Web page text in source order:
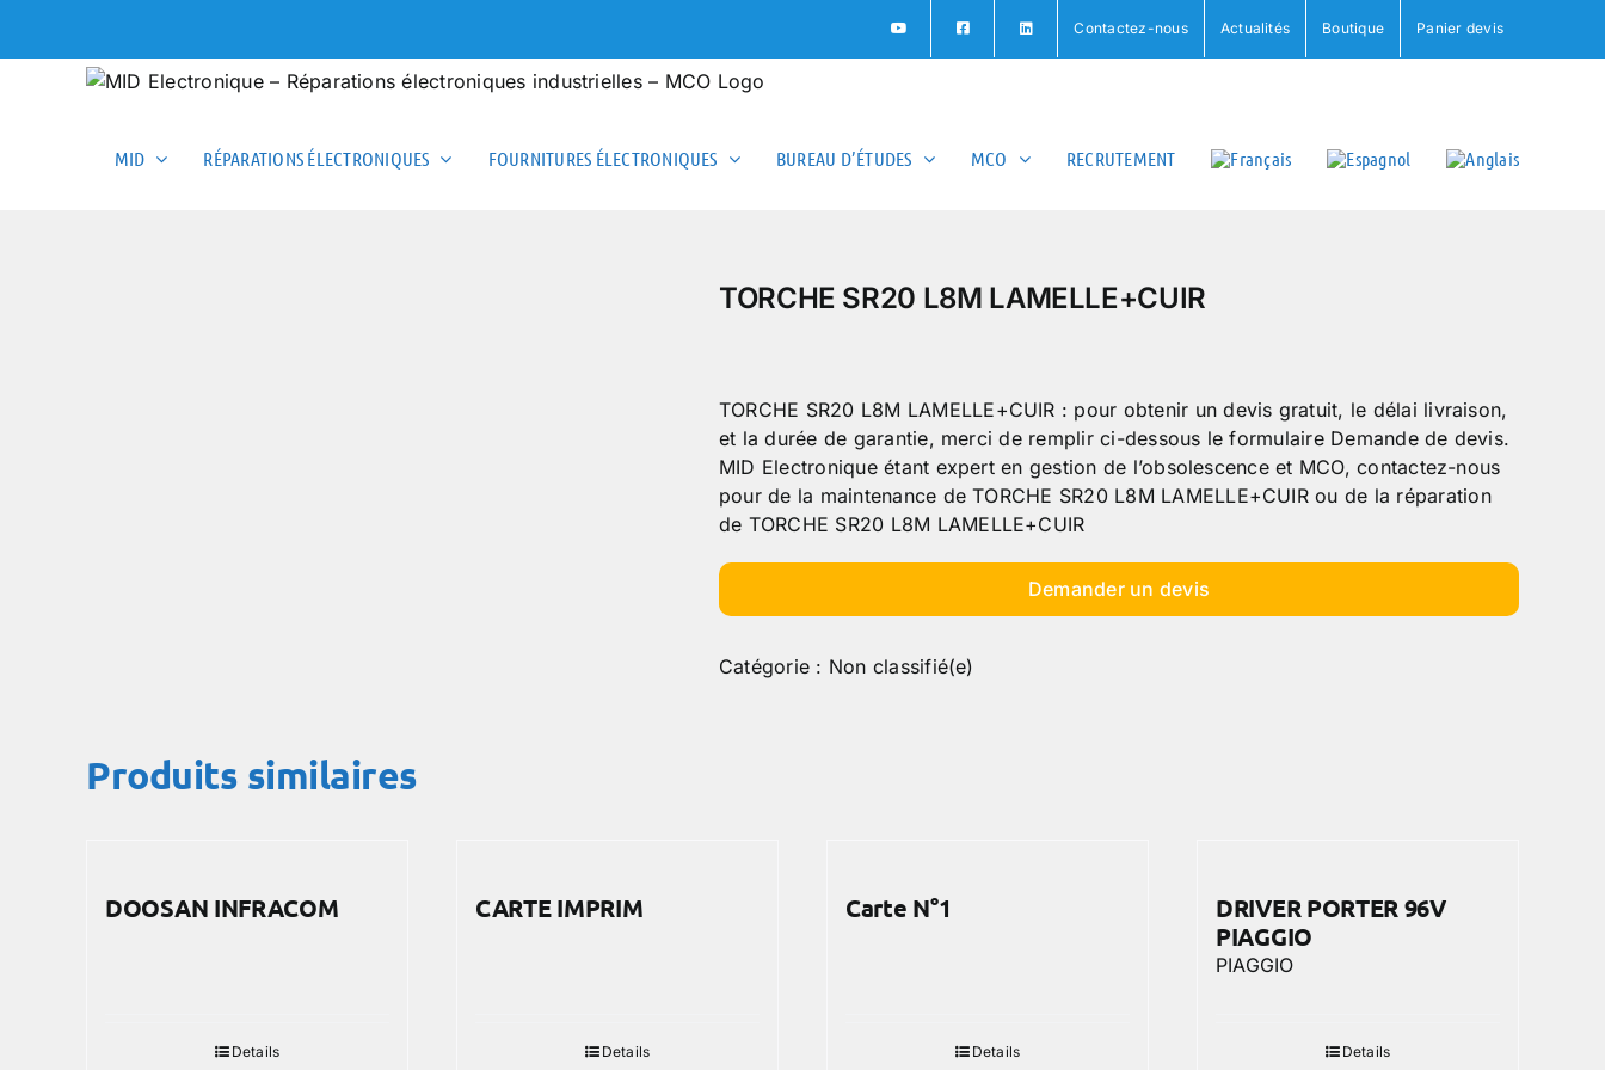
Contactez-nous Actualités Boutique Panier devis
MID RÉPARATIONS ÉLECTRONIQUES FOURNITURES ÉLECTRONIQUES BUREAU D’ÉTUDES MCO RECRUTEMENT
TORCHE SR20 L8M LAMELLE+CUIR
TORCHE SR20 L8M LAMELLE+CUIR : pour obtenir un devis gratuit, le délai livraison,
et la durée de garantie, merci de remplir ci-dessous le formulaire Demande de devis.
MID Electronique étant expert en gestion de l’obsolescence et MCO, contactez-nous
pour de la maintenance de TORCHE SR20 L8M LAMELLE+CUIR ou de la réparation
de TORCHE SR20 L8M LAMELLE+CUIR
Demander un devis
Catégorie : Non classifié(e)
Produits similaires
DOOSAN INFRACOM
Details
CARTE IMPRIM
Details
Carte N°1
Details
DRIVER PORTER 96V
PIAGGIO
PIAGGIO
Details